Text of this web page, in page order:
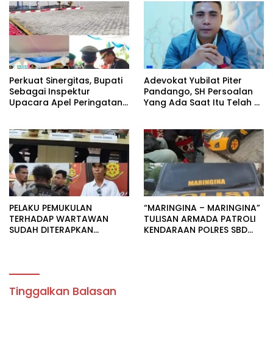
MUSYAWARAH
Perkuat Sinergitas, Bupati
Sebagai Inspektur
Upacara Apel Peringatan
Adevokat Yubilat Piter
Pandango, SH Persoalan
Yang Ada Saat Itu Telah di
PELAKU PEMUKULAN
TERHADAP WARTAWAN
SUDAH DITERAPKAN
“MARINGINA – MARINGINA”
TULISAN ARMADA PATROLI
KENDARAAN POLRES SBD
Tinggalkan Balasan